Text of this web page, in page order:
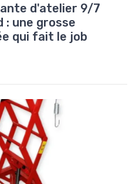
d'atelier 9/7
: une grosse
qui fait le job